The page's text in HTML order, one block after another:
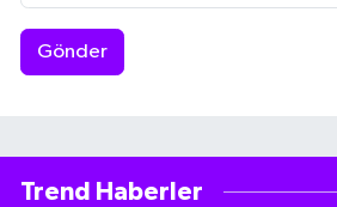
Gönder
Trend Haberler